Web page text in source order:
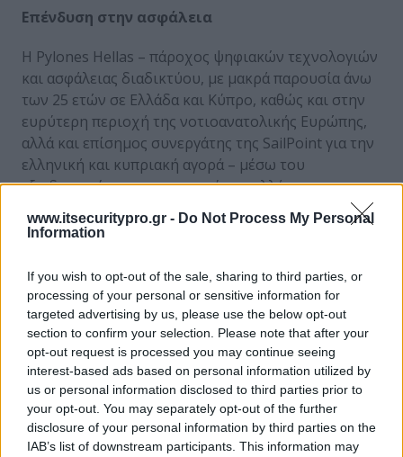
www.itsecuritypro.gr - Do Not Process My Personal
Information
If you wish to opt-out of the sale, sharing to third parties, or
processing of your personal or sensitive information for
targeted advertising by us, please use the below opt-out
section to confirm your selection. Please note that after your
opt-out request is processed you may continue seeing
interest-based ads based on personal information utilized by
us or personal information disclosed to third parties prior to
your opt-out. You may separately opt-out of the further
disclosure of your personal information by third parties on the
IAB’s list of downstream participants. This information may
Επένδυση στην ασφάλεια
H Pylones Hellas – πάροχος ψηφιακών τεχνολογιών
και ασφάλειας διαδικτύου, με μακρά παρουσία άνω
των 25 ετών σε Ελλάδα και Κύπρο, καθώς και στην
ευρύτερη περιοχή της νοτιοανατολικής Ευρώπης,
αλλά και επίσημος συνεργάτης της SailPoint για την
ελληνική και κυπριακή αγορά – μέσω του
εξειδικευμένου προσωπικού της αλλά και με την
καθοδήγηση των έμπειρων μηχανικών της SailPoint,
παρέχει τις υπηρεσίες IGA, αναλαμβάνοντας την
μετέπειτα έλεγχο λειτουργίας της.
Μπορείτε να βρείτε περισσότερες πληροφορίες
σχετικά με τις υπηρεσίες της Pylones Hellas εδώ:
https://www.pylones.gr/